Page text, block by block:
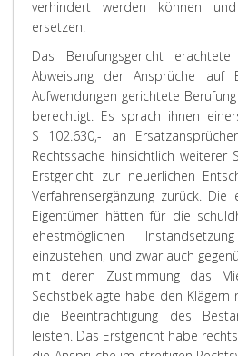
verhindert werden können
ersetzen.
Das Berufungsgerichterachtete
Abweisung der Ansprüche auf
Aufwendungen gerichtete
berechtigt. Es sprach ihnen
S 102.630,- an
Rechtssache hinsichtlich weiterer
Erstgericht zur neuerlichen
Verfahrensergänzung zurück.
Eigentümer hätten für die
ehestmöglichen
einzustehen, und zwar auch
mit deren Zustimmung das
Sechstbeklagte habe den Klägern
die Beeinträchtigung des
leisten. Das Erstgericht habe